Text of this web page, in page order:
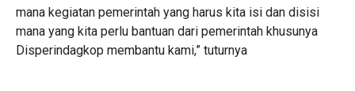
mana kegiatan pemerintah yang harus kita isi dan disisi
mana yang kita perlu bantuan dari pemerintah khusunya
Disperindagkop membantu kami,” tuturnya